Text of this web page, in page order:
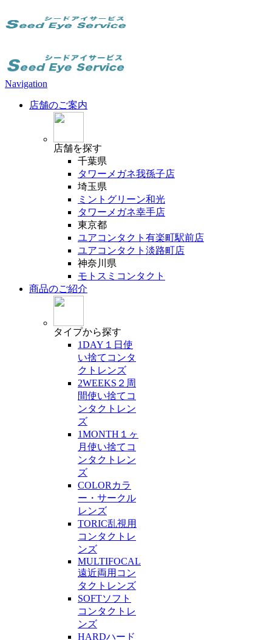
Navigation
店舗のご案内
店舗を探す
千葉県
タワーメガネ我孫子店
埼玉県
ミントグリーン和光
タワーメガネ幸手店
東京都
ユアコンタクト有楽町駅前店
ユアコンタクト淡路町店
神奈川県
モトスミコンタクト
商品のご紹介
タイプから探す
1DAY １日使
い捨てコンタ
クトレンズ
2WEEKS ２周
間使い捨てコ
ンタクトレン
ズ
1MONTH １ヶ
月使い捨てコ
ンタクトレン
ズ
COLORカラ
ー・サークル
レンズ
TORIC乱視用
コンタクトレ
ンズ
MULTIFOCAL
遠近両用コン
タクトレンズ
SOFTソフト
コンタクトレ
ンズ
HARDハード